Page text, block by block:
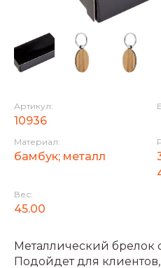
Артикул:
10936
Материал:
бамбук; металл
Вес:
45.00
Металлический брелок
Подойдет для